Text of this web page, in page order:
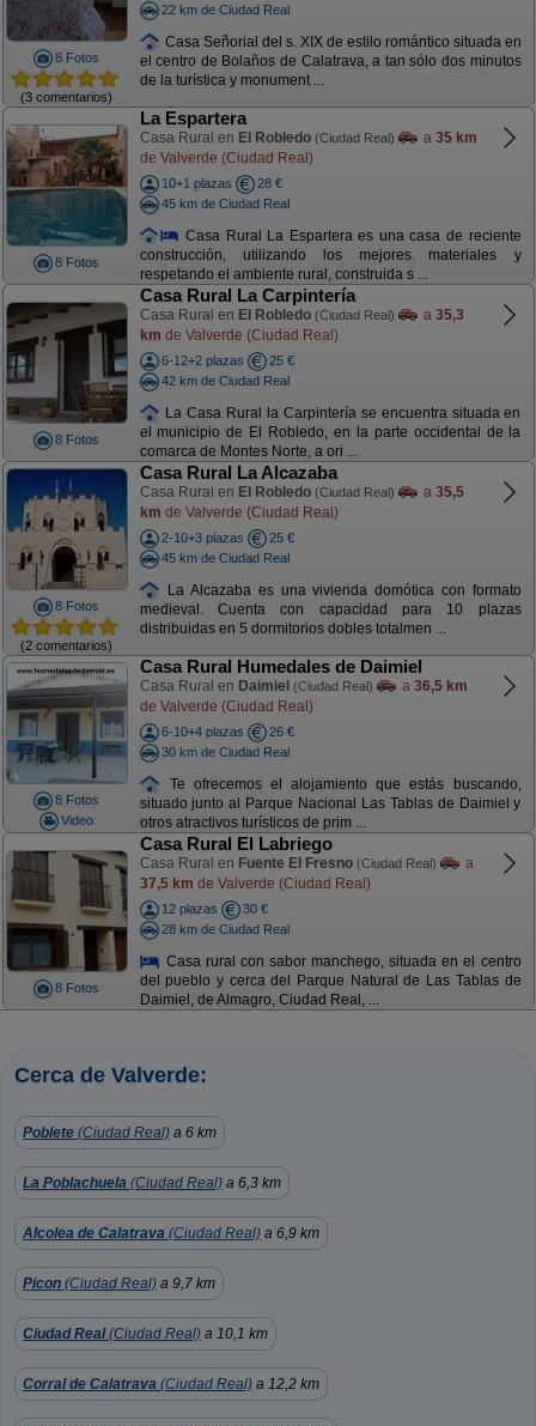
8 Fotos
(3 comentarios)
22 km de Ciudad Real
Casa Señorial del s. XIX de estilo romántico situada en
el centro de Bolaños de Calatrava, a tan sólo dos minutos
de la turística y monument ...
8 Fotos
La Espartera
Casa Rural en El Robledo (Ciudad Real) a 35 km
de Valverde (Ciudad Real)
10+1 plazas
28 €
45 km de Ciudad Real
Casa Rural La Espartera es una casa de reciente
construcción, utilizando los mejores materiales y
respetando el ambiente rural, construida s ...
8 Fotos
Casa Rural La Carpintería
Casa Rural en El Robledo (Ciudad Real) a 35,3
km de Valverde (Ciudad Real)
6-12+2 plazas
25 €
42 km de Ciudad Real
La Casa Rural la Carpintería se encuentra situada en
el municipio de El Robledo, en la parte occidental de la
comarca de Montes Norte, a ori ...
8 Fotos
(2 comentarios)
Casa Rural La Alcazaba
Casa Rural en El Robledo (Ciudad Real) a 35,5
km de Valverde (Ciudad Real)
2-10+3 plazas
25 €
45 km de Ciudad Real
La Alcazaba es una vivienda domótica con formato
medieval. Cuenta con capacidad para 10 plazas
distribuidas en 5 dormitorios dobles totalmen ...
8 Fotos
Video
Casa Rural Humedales de Daimiel
Casa Rural en Daimiel (Ciudad Real) a 36,5 km
de Valverde (Ciudad Real)
6-10+4 plazas
26 €
30 km de Ciudad Real
Te ofrecemos el alojamiento que estás buscando,
situado junto al Parque Nacional Las Tablas de Daimiel y
otros atractivos turísticos de prim ...
8 Fotos
Casa Rural El Labriego
Casa Rural en Fuente El Fresno (Ciudad Real)
a
37,5 km de Valverde (Ciudad Real)
12 plazas
30 €
28 km de Ciudad Real
Casa rural con sabor manchego, situada en el centro
del pueblo y cerca del Parque Natural de Las Tablas de
Daimiel, de Almagro, Ciudad Real, ...
Cerca de Valverde:
Poblete (Ciudad Real) a 6 km
La Poblachuela (Ciudad Real) a 6,3 km
Alcolea de Calatrava (Ciudad Real) a 6,9 km
Picon (Ciudad Real) a 9,7 km
Ciudad Real(Ciudad Real) a 10,1 km
Corral de Calatrava (Ciudad Real) a 12,2 km